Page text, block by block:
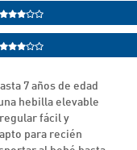
7 años de edad
hebilla elevable
fácil y
para recién